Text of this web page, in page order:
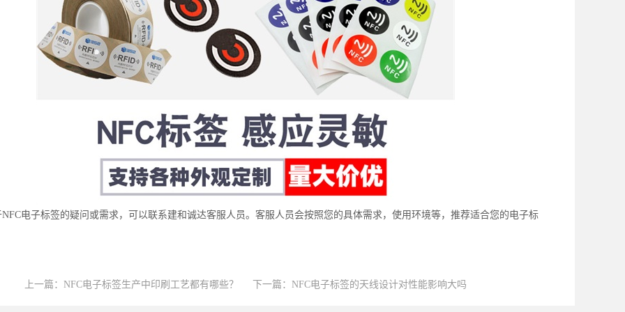
电子标签的疑问或需求，可以联系建和诚达客服人员。客服人员会按照您的具体需求，使用环境等，推荐适合您的电子标
上一篇： NFC电子标签生产中印刷工艺都有哪些？ 下一篇： NFC电子标签的天线设计对性能影响大吗